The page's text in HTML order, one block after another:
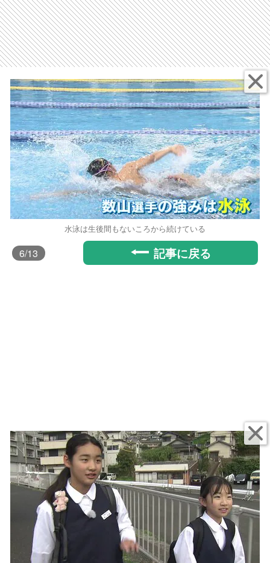
水泳は生後間もないころから続けている
6/13 記事に戻る